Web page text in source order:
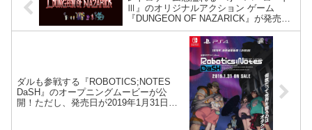
Ⅲ』のオリジナルアクション ゲーム
『DUNGEON OF NAZARICK』が発売決
定。
ダルも参戦する『ROBOTICS;NOTES
DaSH』のオープニングムービーが公
開！ただし、発売日が2019年1月31日に